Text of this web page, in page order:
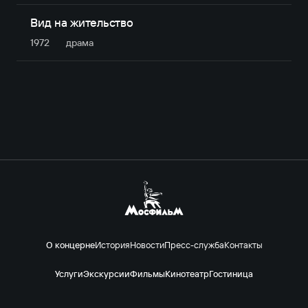
Вид на жительство
1972 драма
О концернеИсторияНовостиПресс-службаКонтакты
УслугиЭкскурсииФильмыКинотеатрГостиница